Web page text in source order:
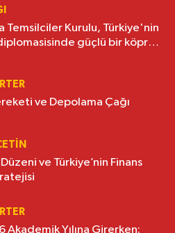
Temsilciler Kurulu, Türkiye'nin
güçlü bir köprü
ve Depolama Çağı
ve Türkiye’nin Finans
Yılına Girerken: